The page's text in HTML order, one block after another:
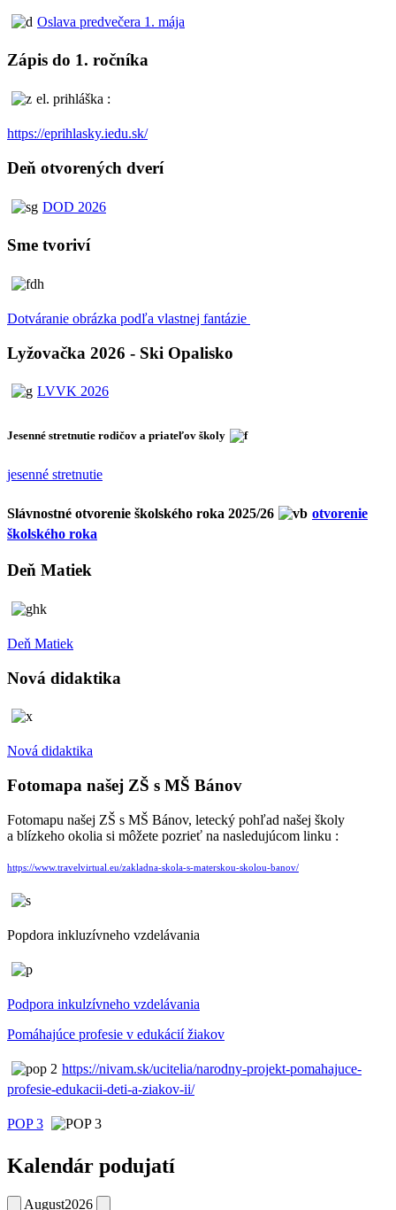
Oslava predvečera 1. mája
Zápis do 1. ročníka
el. prihláška :
https://eprihlasky.iedu.sk/
Deň otvorených dverí
DOD 2026
Sme tvoriví
Dotváranie obrázka podľa vlastnej fantázie
Lyžovačka 2026 - Ski Opalisko
LVVK 2026
Jesenné stretnutie rodičov a priateľov školy
jesenné stretnutie
Slávnostné otvorenie školského roka 2025/26
otvorenie
školského roka
Deň Matiek
Deň Matiek
Nová didaktika
Nová didaktika
Fotomapa našej ZŠ s MŠ Bánov
Fotomapu našej ZŠ s MŠ Bánov, letecký pohľad našej školy
a blízkeho okolia si môžete pozrieť na nasledujúcom linku :
https://www.travelvirtual.eu/zakladna-skola-s-materskou-skolou-banov/
Popdora inkluzívneho vzdelávania
Podpora inkulzívneho vzdelávania
Pomáhajúce profesie v edukácií žiakov
https://nivam.sk/ucitelia/narodny-projekt-pomahajuce-
profesie-edukacii-deti-a-ziakov-ii/
POP 3
Kalendár podujatí
August2026